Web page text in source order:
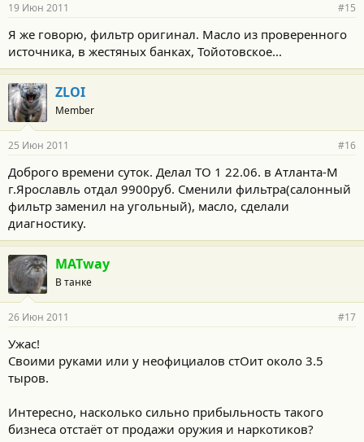
19 Июн 2011 #15
Я же говорю, фильтр оригинал. Масло из проверенного
источника, в жестяных банках, Тойотовское...
ZLOI
Member
25 Июн 2011 #16
Доброго времени суток. Делал ТО 1 22.06. в Атланта-М
г.Ярославль отдал 9900руб. Сменили фильтра(салонный
фильтр заменил на угольный), масло, сделали
диагностику.
MATway
В танке
26 Июн 2011 #17
Ужас!
Своими руками или у неофициалов стОит около 3.5
тыров.
Интересно, насколько сильно прибыльность такого
бизнеса отстаёт от продажи оружия и наркотиков?